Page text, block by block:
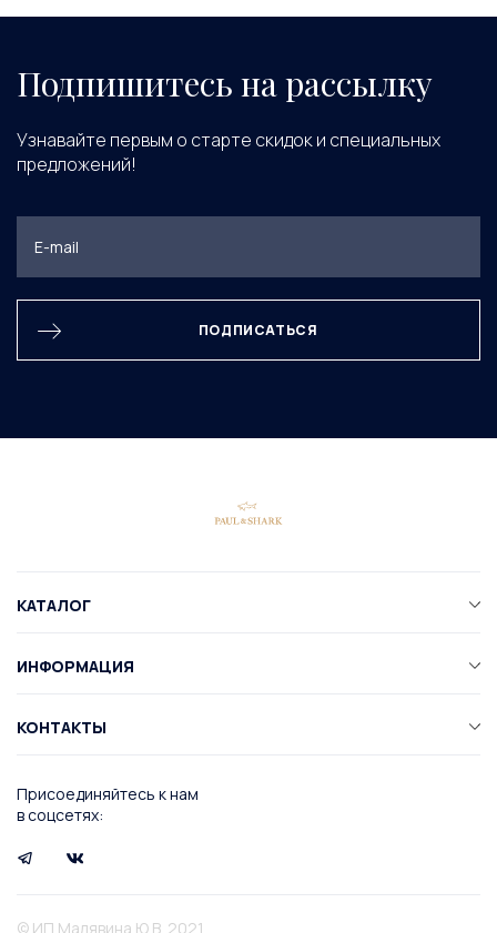
Подпишитесь на рассылку
Узнавайте первым о старте скидок и специальных
предложений!
ПОДПИСАТЬСЯ
Присоединяйтесь к нам
в соцсетях:
КАТАЛОГ
ИНФОРМАЦИЯ
КОНТАКТЫ
© ИП Малявина Ю.В. 2021